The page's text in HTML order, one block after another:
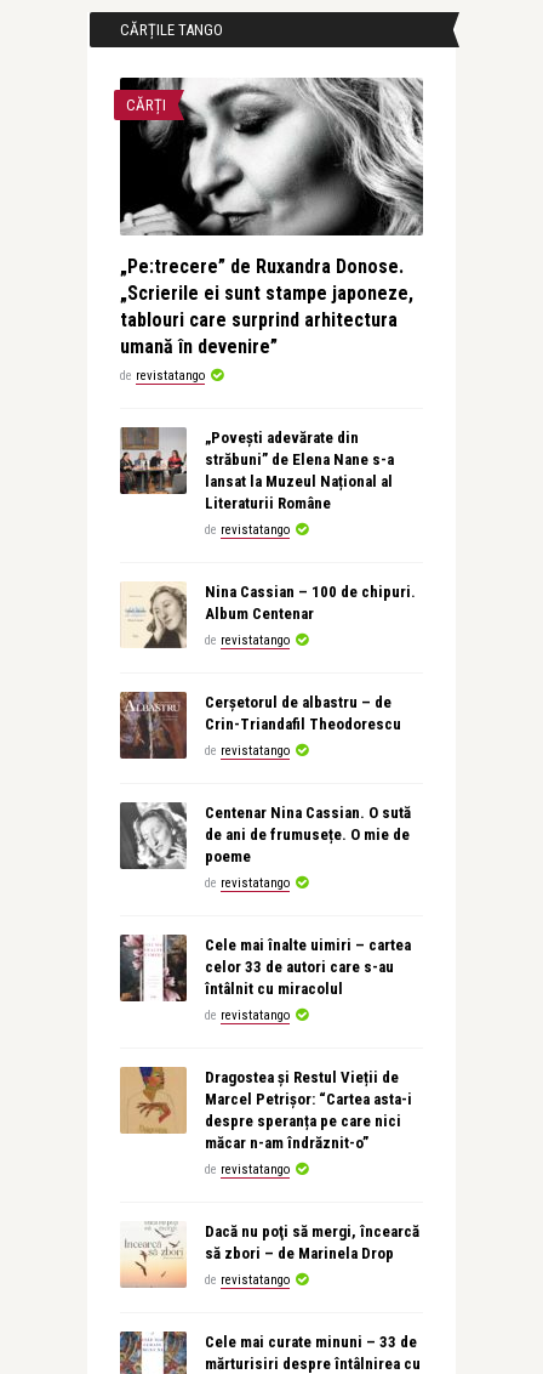
CĂRȚILE TANGO
CĂRȚI
„Pe:trecere” de Ruxandra Donose.
„Scrierile ei sunt stampe japoneze,
tablouri care surprind arhitectura
umană în devenire”
de revistatango
„Povești adevărate din
străbuni” de Elena Nane s-a
lansat la Muzeul Național al
Literaturii Române
de revistatango
Nina Cassian – 100 de chipuri.
Album Centenar
de revistatango
Cerșetorul de albastru – de
Crin-Triandafil Theodorescu
de revistatango
Centenar Nina Cassian. O sută
de ani de frumusețe. O mie de
poeme
de revistatango
Cele mai înalte uimiri – cartea
celor 33 de autori care s-au
întâlnit cu miracolul
de revistatango
Dragostea și Restul Vieții de
Marcel Petrișor: “Cartea asta-i
despre speranța pe care nici
măcar n-am îndrăznit-o”
de revistatango
Dacă nu poţi să mergi, încearcă
să zbori – de Marinela Drop
de revistatango
Cele mai curate minuni – 33 de
mărturisiri despre întâlnirea cu